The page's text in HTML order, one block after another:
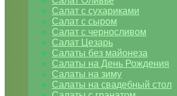
Салат с сухариками
Салат с сыром
Салат с черносливом
Салат Цезарь
Салаты без майонеза
Салаты на День Рождения
Салаты на зиму
Салаты на свадебный стол